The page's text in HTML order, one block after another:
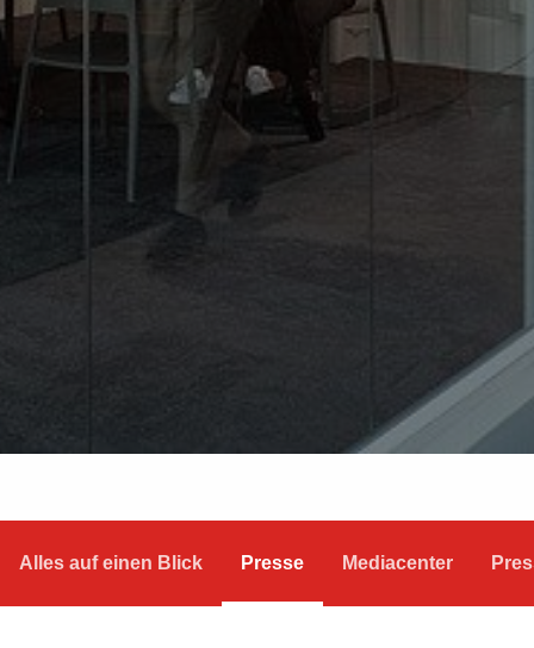
Alles auf einen Blick Presse Mediacenter